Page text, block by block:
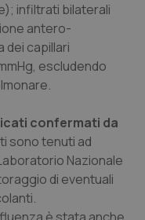
infiltrati bilaterali
antero-
capillari
escludendo
confermati da
sono tenuti ad
Nazionale
di eventuali